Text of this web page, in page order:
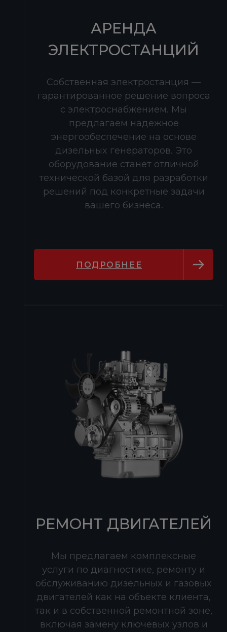
АРЕНДА
ЭЛЕКТРОСТАНЦИЙ
Собственная электростанция —
гарантированное решение вопроса
с электроснабжением. Мы
предлагаем надежное
энергообеспечение на основе
дизельных генераторов. Это
оборудование станет отличной
технической базой для разработки
решений под конкретные задачи
вашего бизнеса.
ПОДРОБНЕЕ
РЕМОНТ ДВИГАТЕЛЕЙ
Мы предлагаем комплексные
услуги по диагностике, ремонту и
обслуживанию дизельных и газовых
двигателей как на объекте клиента,
так и в собственной ремонтной зоне,
включая замену ключевых узлов и